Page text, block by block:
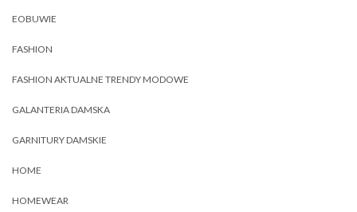
EOBUWIE
FASHION
FASHION AKTUALNE TRENDY MODOWE
GALANTERIA DAMSKA
GARNITURY DAMSKIE
HOME
HOMEWEAR